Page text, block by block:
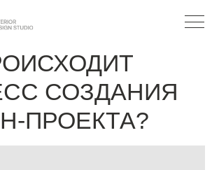
СОЗДАНИЯ
ПРОЕКТА?